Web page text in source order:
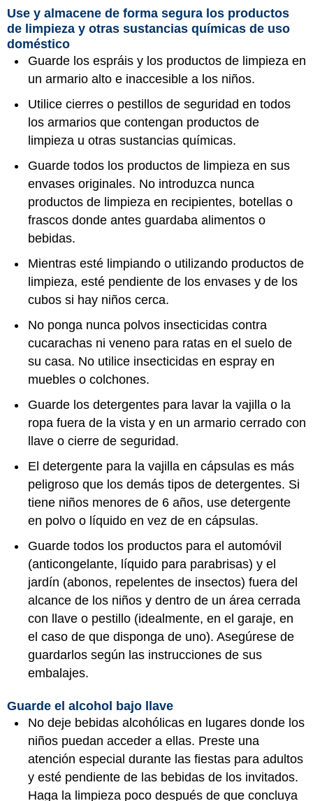
Use y almacene de forma segura los productos
de limpieza y otras sustancias químicas de uso
doméstico
Guarde los espráis y los productos de limpieza en
un armario alto e inaccesible a los niños.
Utilice cierres o pestillos de seguridad en todos
los armarios que contengan productos de
limpieza u otras sustancias químicas.
Guarde todos los productos de limpieza en sus
envases originales. No introduzca nunca
productos de limpieza en recipientes, botellas o
frascos donde antes guardaba alimentos o
bebidas.
Mientras esté limpiando o utilizando productos de
limpieza, esté pendiente de los envases y de los
cubos si hay niños cerca.
No ponga nunca polvos insecticidas contra
cucarachas ni veneno para ratas en el suelo de
su casa. No utilice insecticidas en espray en
muebles o colchones.
Guarde los detergentes para lavar la vajilla o la
ropa fuera de la vista y en un armario cerrado con
llave o cierre de seguridad.
El detergente para la vajilla en cápsulas es más
peligroso que los demás tipos de detergentes. Si
tiene niños menores de 6 años, use detergente
en polvo o líquido en vez de en cápsulas.
Guarde todos los productos para el automóvil
(anticongelante, líquido para parabrisas) y el
jardín (abonos, repelentes de insectos) fuera del
alcance de los niños y dentro de un área cerrada
con llave o pestillo (idealmente, en el garaje, en
el caso de que disponga de uno). Asegúrese de
guardarlos según las instrucciones de sus
embalajes.
Guarde el alcohol bajo llave
No deje bebidas alcohólicas en lugares donde los
niños puedan acceder a ellas. Preste una
atención especial durante las fiestas para adultos
y esté pendiente de las bebidas de los invitados.
Haga la limpieza poco después de que concluya